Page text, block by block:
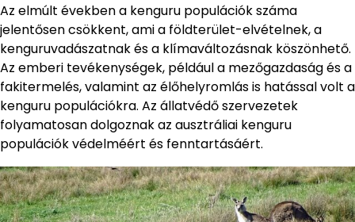
Az elmúlt években a kenguru populációk száma
jelentősen csökkent, ami a földterület-elvételnek, a
kenguruvadászatnak és a klímaváltozásnak köszönhető.
Az emberi tevékenységek, például a mezőgazdaság és a
fakitermelés, valamint az élőhelyromlás is hatással volt a
kenguru populációkra. Az állatvédő szervezetek
folyamatosan dolgoznak az ausztráliai kenguru
populációk védelméért és fenntartásáért.